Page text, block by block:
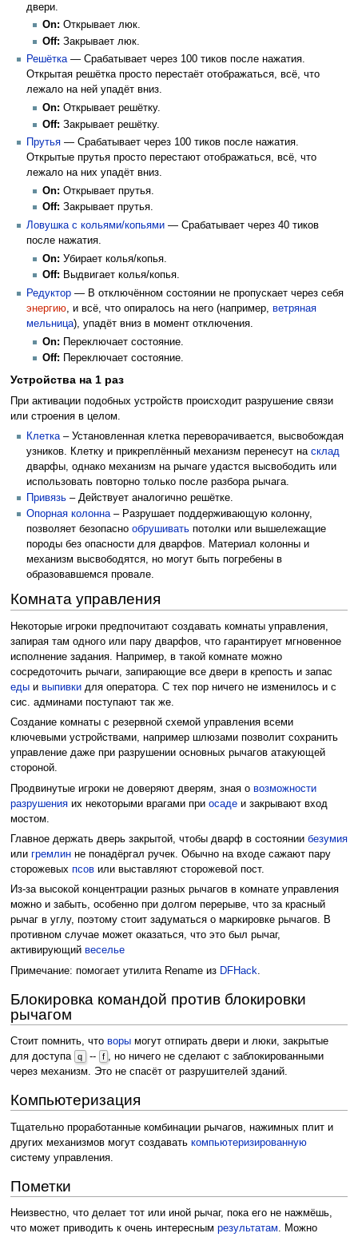
двери.
On: Открывает люк.
Off: Закрывает люк.
Решётка— Срабатывает через 100 тиков после нажатия.
Открытая решётка просто перестаёт отображаться, всё, что
лежало на ней упадёт вниз.
On: Открывает решётку.
Off: Закрывает решётку.
Прутья — Срабатывает через 100 тиков после нажатия.
Открытые прутья просто перестают отображаться, всё, что
лежало на них упадёт вниз.
On: Открывает прутья.
Off: Закрывает прутья.
Ловушка с кольями/копьями — Срабатывает через 40 тиков
после нажатия.
On: Убирает колья/копья.
Off: Выдвигает колья/копья.
Редуктор — В отключённом состоянии не пропускает через себя
энергию, и всё, что опиралось на него (например, ветряная
мельница), упадёт вниз в момент отключения.
On: Переключает состояние.
Off: Переключает состояние.
Устройства на 1 раз
При активации подобных устройств происходит разрушение связи
или строения в целом.
Клетка– Установленная клетка переворачивается, высвобождая
узников. Клетку и прикреплённый механизм перенесут на склад
дварфы, однако механизм на рычаге удастся высвободить или
использовать повторно только после разбора рычага.
Привязь – Действует аналогично решётке.
Опорная колонна– Разрушает поддерживающую колонну,
позволяет безопасно обрушивать потолки или вышележащие
породы без опасности для дварфов. Материал колонны и
механизм высвободятся, но могут быть погребены в
образовавшемся провале.
Комната управления
Некоторые игроки предпочитают создавать комнаты управления,
запирая там одного или пару дварфов, что гарантирует мгновенное
исполнение задания. Например, в такой комнате можно
сосредоточить рычаги, запирающие все двери в крепость и запас
едыи выпивкидля оператора. С тех пор ничего не изменилось и с
сис. админами поступают так же.
Создание комнаты с резервной схемой управления всеми
ключевыми устройствами, например шлюзами позволит сохранить
управление даже при разрушении основных рычагов атакующей
стороной.
Продвинутые игроки не доверяют дверям, зная о возможности
разрушенияих некоторыми врагами при осадеи закрывают вход
мостом.
Главное держать дверь закрытой, чтобы дварф в состоянии безумия
или гремлинне понадёргал ручек. Обычно на входе сажают пару
сторожевых псовили выставляют сторожевой пост.
Из-за высокой концентрации разных рычагов в комнате управления
можно и забыть, особенно при долгом перерыве, что за красный
рычаг в углу, поэтому стоит задуматься о маркировке рычагов. В
противном случае может оказаться, что это был рычаг,
активирующий веселье
Примечание: помогает утилита Rename из DFHack
Блокировка командой против блокировки
рычагом
Стоит помнить, что ворымогут отпирать двери и люки, закрытые
для доступа q -- f , но ничего не сделают с заблокированными
через механизм. Это не спасёт от разрушителей зданий.
Компьютеризация
Тщательно проработанные комбинации рычагов, нажимных плит и
других механизмов могут создавать компьютеризированную
систему управления.
Пометки
Неизвестно, что делает тот или иной рычаг, пока его не нажмёшь,
что может приводить к очень интересным результатам. Можно